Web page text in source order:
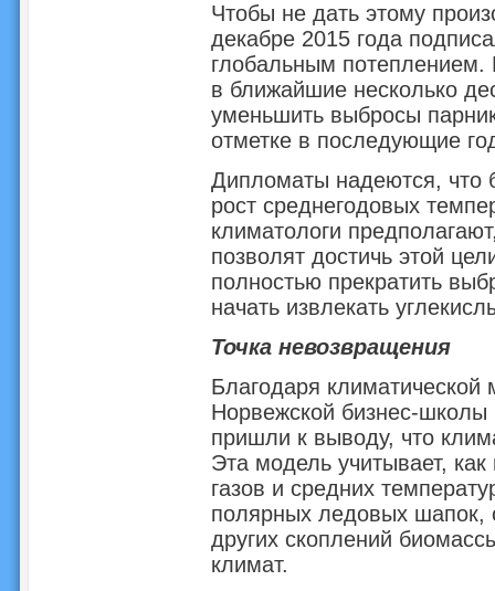
Чтобы не дать этому
декабре 2015 года
глобальным потеплением.
в ближайшие несколько
уменьшить выбросы
отметке в последующие
Дипломаты надеются, что
рост среднегодовых
климатологи
позволят достичь этой
полностью прекратить
начать извлекать
Точка невозвращения
Благодаря климатической
Норвежской бизнес-школы
пришли к выводу, что
Эта модель учитывает,
газов и средних
полярных ледовых шапок,
других скоплений
климат.